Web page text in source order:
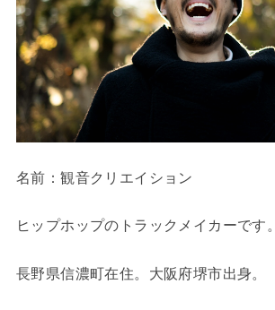
名前：観音クリエイション
ヒップホップのトラックメイカーです。
長野県信濃町在住。大阪府堺市出身。